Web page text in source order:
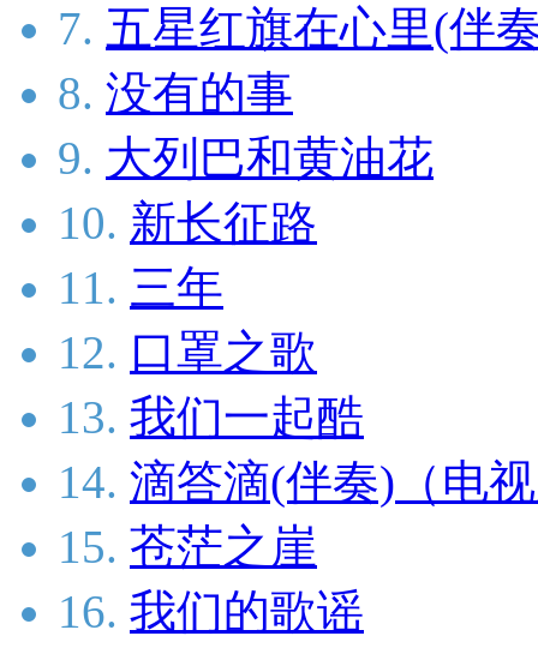
7. 五星红旗在心里(伴
8. 没有的事
9. 大列巴和黄油花
10. 新长征路
11. 三年
12. 口罩之歌
13. 我们一起酷
14. 滴答滴(伴奏)（电
15. 苍茫之崖
16. 我们的歌谣